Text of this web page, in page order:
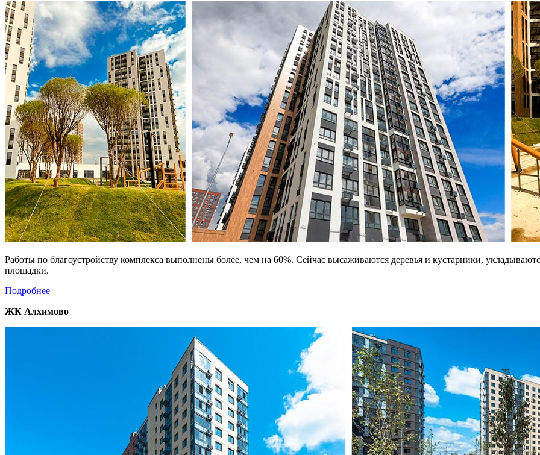
Работы по благоустройству комплекса выполнены более, чем на 60%. Сейчас высаживаются деревья и кустарники,
площадки.
Подробнее
ЖК Алхимово